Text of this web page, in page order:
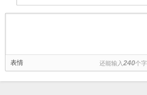
表情 还能输入 240个字